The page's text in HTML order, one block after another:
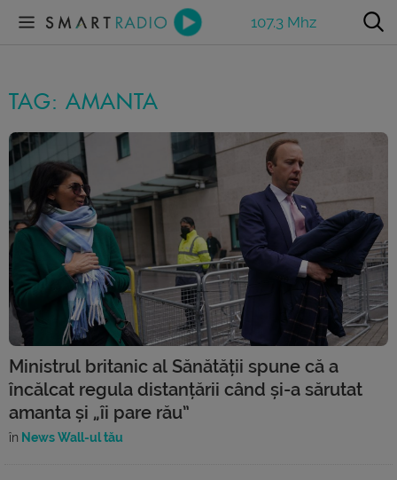
107.3 Mhz
TAG: AMANTA
Ministrul britanic al Sănătății spune că a
încălcat regula distanțării când și-a sărutat
amanta și „îi pare rău”
în News Wall-ul tău